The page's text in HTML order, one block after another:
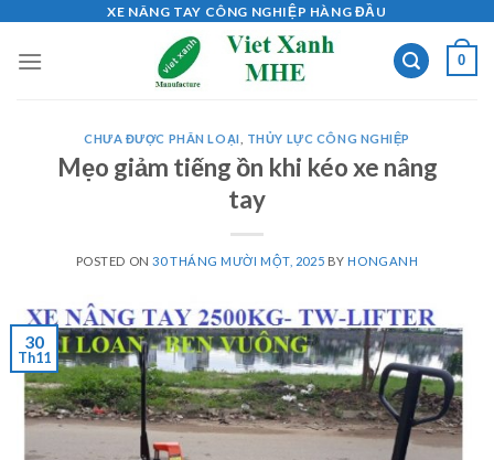
content
XE NÂNG TAY CÔNG NGHIỆP HÀNG ĐẦU
0
CHƯA ĐƯỢC PHÂN LOẠI THỦY LỰC CÔNG NGHIỆP
Mẹo giảm tiếng ồn khi kéo xe nâng
tay
POSTED ON30 THÁNG MƯỜI MỘT, 2025 BYHONGANH
30
Th11